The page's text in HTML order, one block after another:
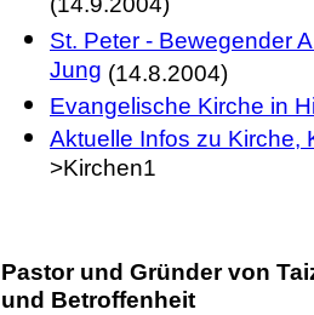
St. Peter - Bewegender
Jung (14.8.2004)
Evangelische Kirche in
Aktuelle Infos zu Kirche,
>Kirchen1
Pastor und Gründer von
und Betroffenheit